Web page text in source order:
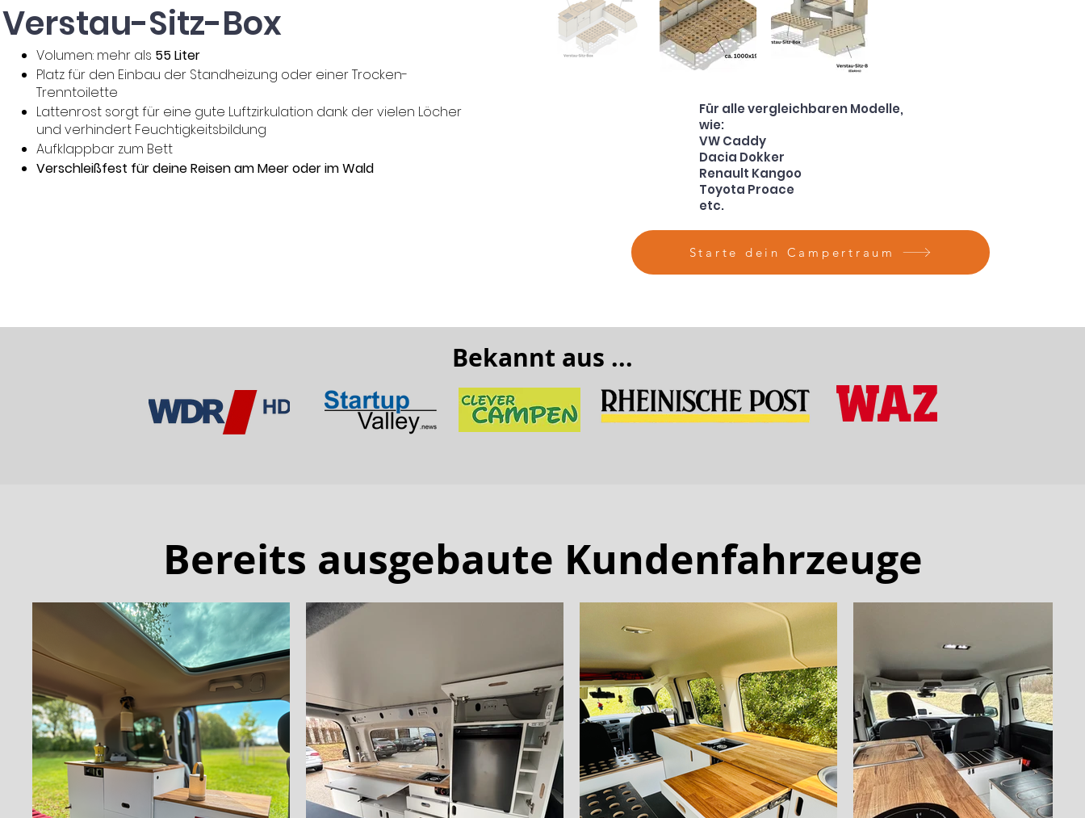
Verstau-Sitz-Box
Volumen: mehr als 55 Liter
Platz für den Einbau der Standheizung oder einer Trocken-
Trenntoilette
Lattenrost sorgt für eine gute Luftzirkulation dank der vielen Löcher
und verhindert Feuchtigkeitsbildung
Aufklappbar zum Bett
Verschleißfest für deine Reisen am Meer oder im Wald
Für alle vergleichbaren Modelle,
wie:
VW Caddy
Dacia Dokker
Renault Kangoo
Toyota Proace
etc.
Starte dein Campertraum
Bekannt aus ...
Bereits ausgebaute Kundenfahrzeuge